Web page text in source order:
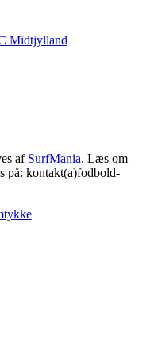
Midtjylland
af SurfMania. Læs om
på: kontakt(a)fodbold-